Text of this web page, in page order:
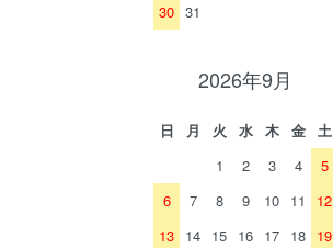
30 31
2026年9月
日 月 火 水 木 金
土
1
2 3 4
5
6
7 8 9 10 11
12
13 14 15 16 17 18 19